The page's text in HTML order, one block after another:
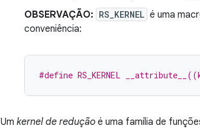
OBSERVAÇÃO: RS_KERNEL é uma
conveniência:
#define RS_KERNEL
Um kernel de redução é uma família de